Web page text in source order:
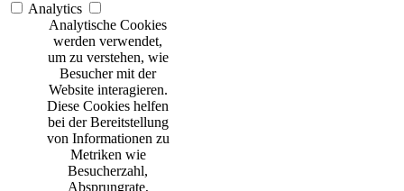
Analytics
Analytische Cookies
werden verwendet,
um zu verstehen, wie
Besucher mit der
Website interagieren.
Diese Cookies helfen
bei der Bereitstellung
von Informationen zu
Metriken wie
Besucherzahl,
Absprungrate,